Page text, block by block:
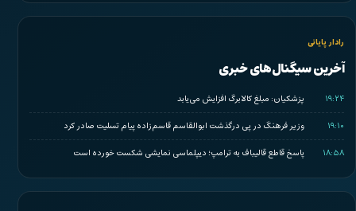
رادار پایانی
آخرین سیگنال‌های خبری
۱۹:۲۴ پزشکیان: مبلغ کالابرگ افزایش می‌یابد
۱۹:۱۰ وزیر فرهنگ در پی درگذشت ابوالقاسم قاسم‌زاده پیام تسلیت صادر کرد
۱۸:۵۸ پاسخ قاطع قالیباف به ترامپ؛ دیپلماسی نمایشی شکست خورده است